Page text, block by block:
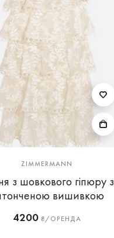
ZIMMERMANN
з шовкового гіпюру з
вишивкою
4200₴/ОРЕНДА